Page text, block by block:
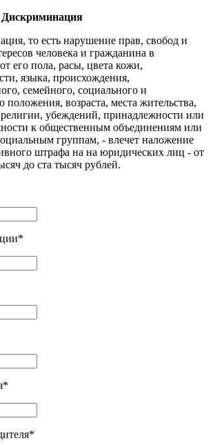
Дискриминация
то есть нарушение прав, свобод и
человека и гражданина в
его пола, расы, цвета кожи,
языка, происхождения,
семейного, социального и
положения, возраста, места жительства,
убеждений, принадлежности или
к общественным объединениям или
группам, - влечет наложение
штрафа на на юридических лиц - от
до ста тысяч рублей.
*
*
*